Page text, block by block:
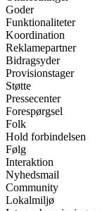
Goder
Funktionaliteter
Koordination
Reklamepartner
Bidragsyder
Provisionstager
Støtte
Pressecenter
Forespørgsel
Folk
Hold forbindelsen
Følg
Interaktion
Nyhedsmail
Community
Lokalmiljø